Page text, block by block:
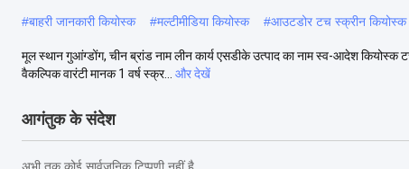
#बाहरी जानकारी कियोस्क #मल्टीमीडिया कियोस्क #आउटडोर टच स्क्रीन कियोस्क
मूल स्थान गुआंग्डोंग, चीन ब्रांड नाम लीन कार्य एसडीके उत्पाद का नाम स्व-आदेश
वैकल्पिक वारंटी मानक 1 वर्ष स्क्र...
और देखें
आगंतुक के संदेश
अभी तक कोई सार्वजनिक टिप्पणी नहीं है